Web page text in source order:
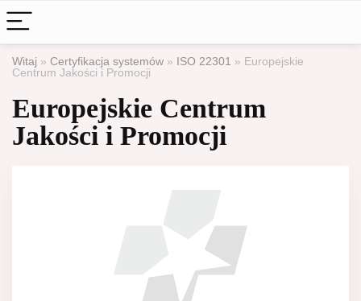
Witaj » Certyfikacja systemów » ISO 22301 » Europejskie
Centrum Jakości i Promocji
Europejskie Centrum
Jakości i Promocji